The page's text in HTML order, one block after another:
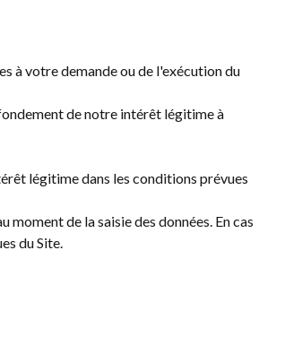
à votre demande ou de l'exécution du
de notre intérêt légitime à
légitime dans les conditions prévues
de la saisie des données. En cas
du Site.